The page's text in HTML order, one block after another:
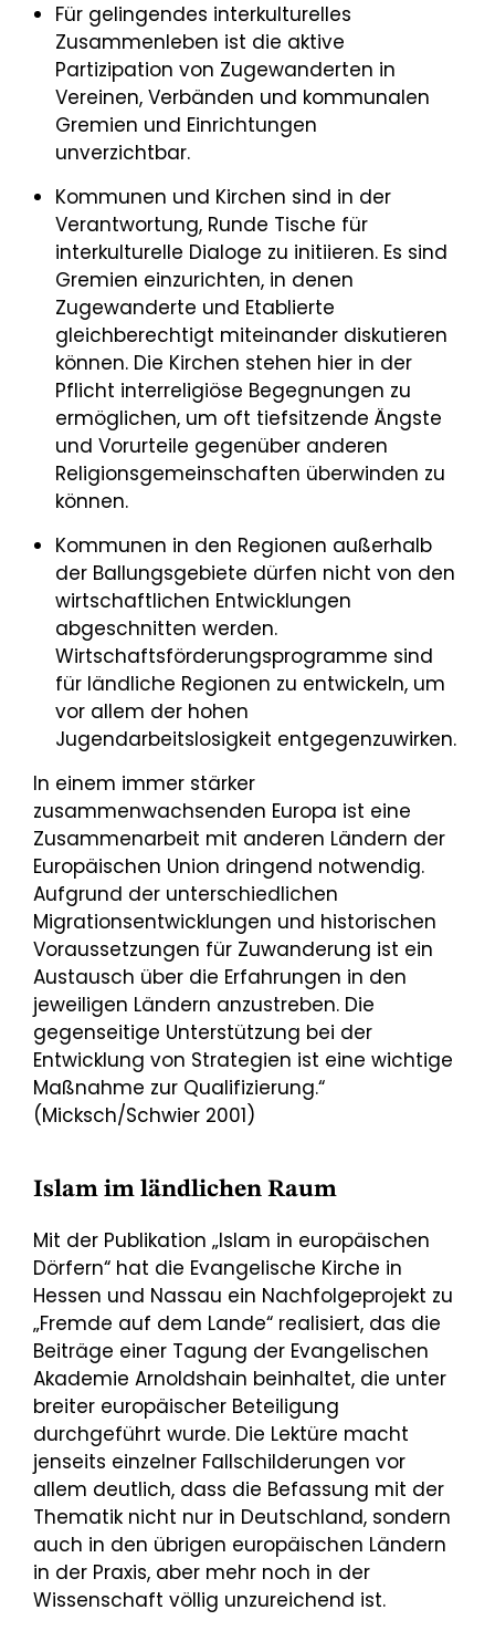
Für gelingendes interkulturelles
Zusammenleben ist die aktive
Partizipation von Zugewanderten in
Vereinen, Verbänden und kommunalen
Gremien und Einrichtungen
unverzichtbar.
Kommunen und Kirchen sind in der
Verantwortung, Runde Tische für
interkulturelle Dialoge zu initiieren. Es sind
Gremien einzurichten, in denen
Zugewanderte und Etablierte
gleichberechtigt miteinander diskutieren
können. Die Kirchen stehen hier in der
Pflicht interreligiöse Begegnungen zu
ermöglichen, um oft tiefsitzende Ängste
und Vorurteile gegenüber anderen
Religionsgemeinschaften überwinden zu
können.
Kommunen in den Regionen außerhalb
der Ballungsgebiete dürfen nicht von den
wirtschaftlichen Entwicklungen
abgeschnitten werden.
Wirtschaftsförderungsprogramme sind
für ländliche Regionen zu entwickeln, um
vor allem der hohen
Jugendarbeitslosigkeit entgegenzuwirken.
In einem immer stärker
zusammenwachsenden Europa ist eine
Zusammenarbeit mit anderen Ländern der
Europäischen Union dringend notwendig.
Aufgrund der unterschiedlichen
Migrationsentwicklungen und historischen
Voraussetzungen für Zuwanderung ist ein
Austausch über die Erfahrungen in den
jeweiligen Ländern anzustreben. Die
gegenseitige Unterstützung bei der
Entwicklung von Strategien ist eine wichtige
Maßnahme zur Qualifizierung.“
(Micksch/Schwier 2001)
Islam im ländlichen Raum
Mit der Publikation „Islam in europäischen
Dörfern“ hat die Evangelische Kirche in
Hessen und Nassau ein Nachfolgeprojekt zu
„Fremde auf dem Lande“ realisiert, das die
Beiträge einer Tagung der Evangelischen
Akademie Arnoldshain beinhaltet, die unter
breiter europäischer Beteiligung
durchgeführt wurde. Die Lektüre macht
jenseits einzelner Fallschilderungen vor
allem deutlich, dass die Befassung mit der
Thematik nicht nur in Deutschland, sondern
auch in den übrigen europäischen Ländern
in der Praxis, aber mehr noch in der
Wissenschaft völlig unzureichend ist.